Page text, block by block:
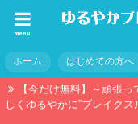
menu
ホーム はじめての方へ
【今だけ無料】～頑張
しくゆるやかに”ブレイク